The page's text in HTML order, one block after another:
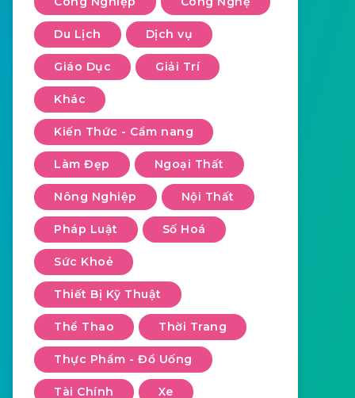
Du Lịch Dịch vụ
Giáo Dục Giải Trí
Khác
Kiến Thức - Cẩm nang
Làm Đẹp Ngoại Thất
Nông Nghiệp Nội Thất
Pháp Luật Số Hoá
Sức Khoẻ
Thiết Bị Kỹ Thuật
Thể Thao Thời Trang
Thực Phẩm - Đồ Uống
Tài Chính Xe